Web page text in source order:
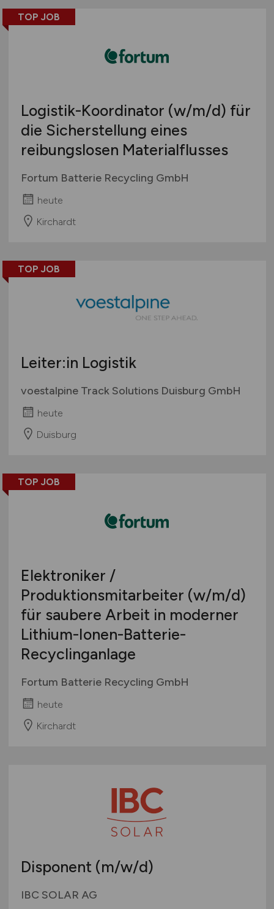
TOP JOB
Logistik-Koordinator (w/m/d) für
die Sicherstellung eines
reibungslosen Materialflusses
Fortum Batterie Recycling GmbH
heute
Kirchardt
TOP JOB
Leiter:in Logistik
voestalpine Track Solutions Duisburg GmbH
heute
Duisburg
TOP JOB
Elektroniker /
Produktionsmitarbeiter (w/m/d)
für saubere Arbeit in moderner
Lithium-Ionen-Batterie-
Recyclinganlage
Fortum Batterie Recycling GmbH
heute
Kirchardt
Disponent (m/w/d)
IBC SOLAR AG